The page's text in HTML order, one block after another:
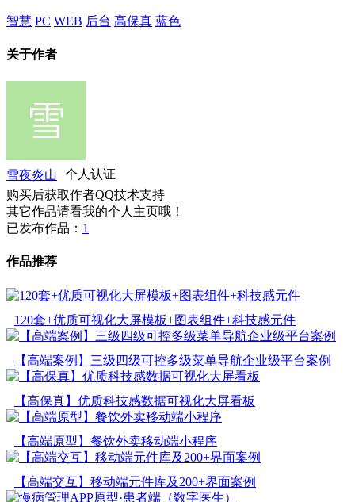
智慧 PC WEB 后台 高保真 蓝色
关于作者
雪夜炎山
个人认证
购买后获取作者QQ技术支持
其它作品请看我的个人主页哦！
已发布作品： 1
作品推荐
120套+优质可视化大屏模板+图表组件+科技感元件
【高端案例】三级四级可控多级菜单导航企业级平台案例
【高保真】优质科技感数据可视化大屏看板
【高端原型】餐饮外卖移动端小程序
【高端交互】移动端元件库及200+界面案例